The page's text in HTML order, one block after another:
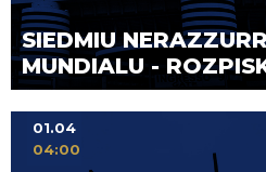
SIEDMIU
MUNDIALU -
01.04
04:00